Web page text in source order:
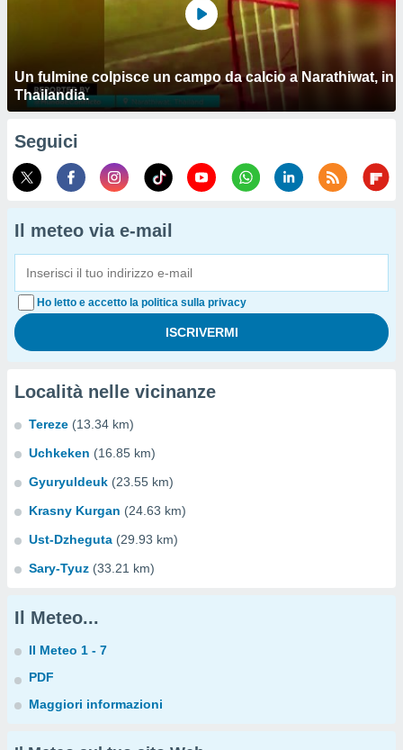
Un fulmine colpisce un campo da calcio a Narathiwat, in
Thailandia.
Seguici
Il meteo via e-mail
Ho letto e accetto la politica sulla privacy
Località nelle vicinanze
Tereze (13.34 km)
Uchkeken (16.85 km)
Gyuryuldeuk (23.55 km)
Krasny Kurgan (24.63 km)
Ust-Dzheguta (29.93 km)
Sary-Tyuz (33.21 km)
Il Meteo...
Il Meteo 1 - 7
PDF
Maggiori informazioni